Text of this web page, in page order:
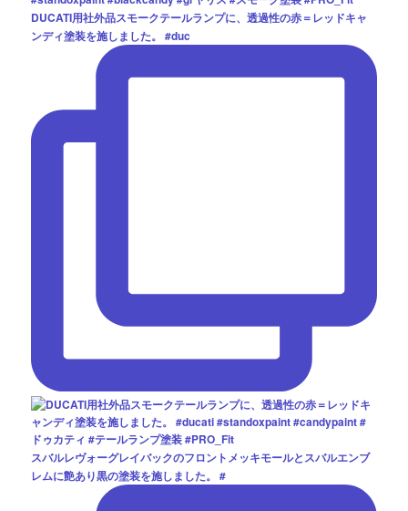
DUCATI用社外品スモークテールランプに、透過性の赤＝レッドキャ
ンディ塗装を施しました。 #duc
スバルレヴォーグレイバックのフロントメッキモールとスバルエンブ
レムに艶あり黒の塗装を施しました。 #